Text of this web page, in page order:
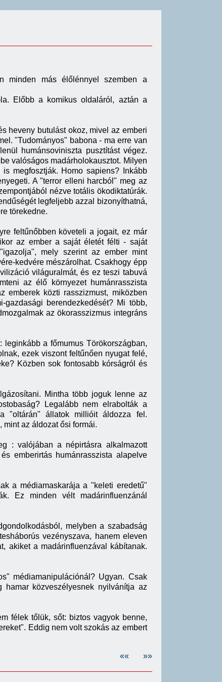
minden más élőlénnyel szemben a
Előbb a komikus oldaláról, aztán a
heveny butulást okoz, mivel az emberi
"Tudományos" babona - ma erre van
humánsoviniszta pusztítást végez.
valóságos madárholokausztot. Milyen
megfosztják. Homo sapiens? Inkább
A "terror elleni harcból" meg az
nézve totális ökodiktatúrák.
legfeljebb azzal bizonyíthatná,
törekedne.
feltűnőbben követeli a jogait, ez már
az ember a saját életét félti - saját
mely szerint az ember mint
kedvére mészárolhat. Csakhogy épp
világuralmát, és ez teszi tabuvá
az élő környezet humánrasszista
emberek közti rasszizmust, miközben
berendezkedését? Mi több,
az ökorasszizmus integráns
a főmumus Törökországban,
ezek viszont feltűnően nyugat felé,
Közben sok fontosabb kórságról és
Mintha több joguk lenne az
Legalább nem elrabolták a
"oltárán" állatok millióit áldozza fel.
mint az áldozat ősi formái.
: valójában a népirtásra alkalmazott
emberirtás humánrasszista alapelve
a médiamaskarája a "keleti eredetű"
Ez minden vélt madárinfluenzánál
melyben a szabadság
vezényszava, hanem eleven
akiket a madárinfluenzával kábítanak.
médiamanipulációnál? Ugyan. Csak
közveszélyesnek nyilvánítja az
félek tőlük, sőt: biztos vagyok benne,
Eddig nem volt szokás az embert
«« »»